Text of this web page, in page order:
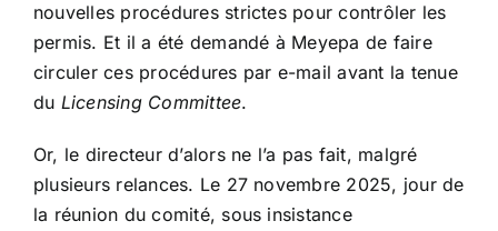
nouvelles procédures strictes pour contrôler les
permis. Et il a été demandé à Meyepa de faire
circuler ces procédures par e-mail avant la tenue
du Licensing Committee.
Or, le directeur d’alors ne l’a pas fait, malgré
plusieurs relances. Le 27 novembre 2025, jour de
la réunion du comité, sous insistance